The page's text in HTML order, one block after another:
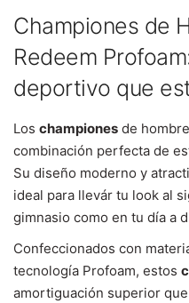
Championes de
Redeem
deportivo que
Los championes de
combinación perfecta de
Su diseño moderno y
ideal para llevár tu look al
gimnasio como en tu día a
Confeccionados con
tecnología Profoam, estos
amortiguación superior